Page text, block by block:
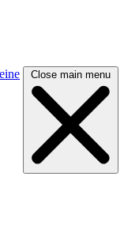
Close main menu